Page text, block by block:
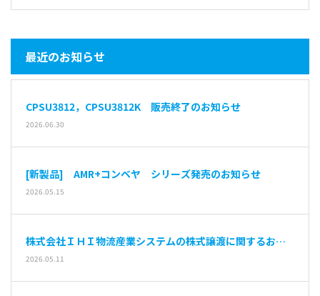
最近のお知らせ
CPSU3812，CPSU3812K 販売終了のお知らせ
2026.06.30
[新製品] AMR+コンベヤ シリーズ発売のお知らせ
2026.05.15
株式会社ＩＨＩ物流産業システムの株式譲渡に関するお知
らせ
2026.05.11